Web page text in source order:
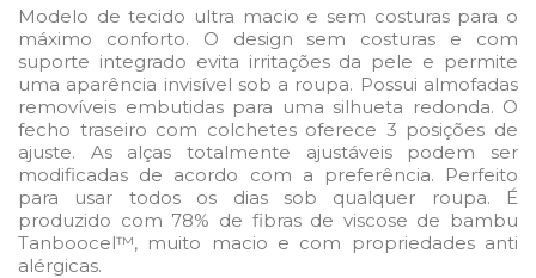
Modelo de tecido ultra macio e sem costuras para o
máximo conforto. O design sem costuras e com
suporte integrado evita irritações da pele e permite
uma aparência invisível sob a roupa. Possui almofadas
removíveis embutidas para uma silhueta redonda. O
fecho traseiro com colchetes oferece 3 posições de
ajuste. As alças totalmente ajustáveis ​​podem ser
modificadas de acordo com a preferência. Perfeito
para usar todos os dias sob qualquer roupa. É
produzido com 78% de fibras de viscose de bambu
Tanboocel™, muito macio e com propriedades anti
alérgicas.